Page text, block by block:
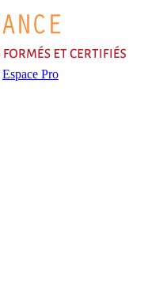
Espace Pro